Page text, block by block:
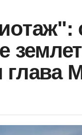
глава